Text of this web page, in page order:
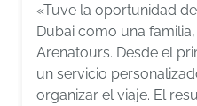
«Tuve la oportunidad
Dubai como una
Arenatours. Desde el
un servicio
organizar el viaje. El